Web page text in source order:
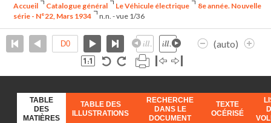
élévé
Accueil Catalogue général Le Véhicule électrique
8e année. Nouvelle
série - N°22, Mars 1934
n.n. - vue 1/36
(auto)
TABLE
DES
MATIÈRES
TABLE DES
ILLUSTRATIONS
RECHERCHE
DANS LE
DOCUMENT
TEXTE
OCÉRISÉ